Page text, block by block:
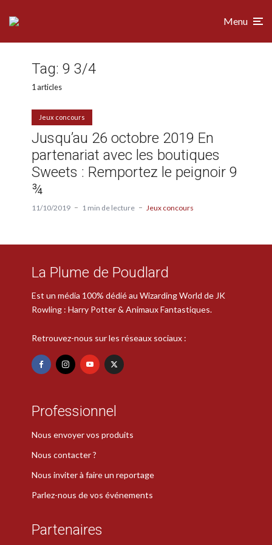
Menu
Tag: 9 3/4
1 articles
Jeux concours
Jusqu’au 26 octobre 2019 En
partenariat avec les boutiques
Sweets : Remportez le peignoir 9
¾
11/10/2019 1 min de lecture Jeux concours
La Plume de Poudlard
Est un média 100% dédié au Wizarding World de JK
Rowling : Harry Potter & Animaux Fantastiques.
Retrouvez-nous sur les réseaux sociaux :
Professionnel
Nous envoyer vos produits
Nous contacter ?
Nous inviter à faire un reportage
Parlez-nous de vos événements
Partenaires